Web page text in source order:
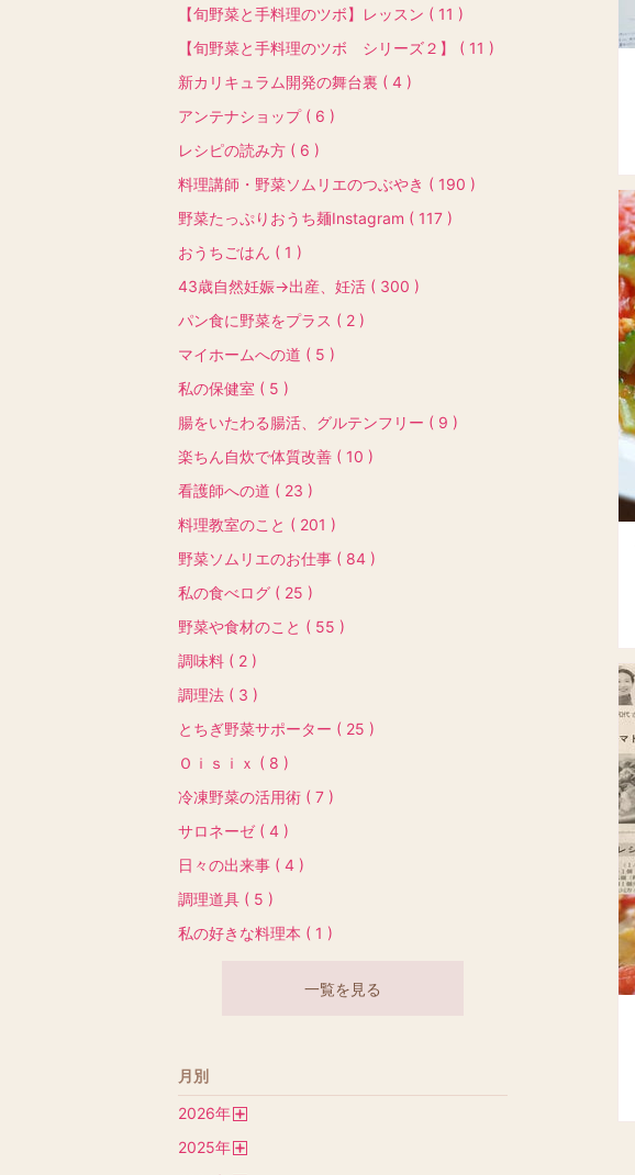
【旬野菜と手料理のツボ】レッスン ( 11 )
【旬野菜と手料理のツボ シリーズ２】 ( 11 )
新カリキュラム開発の舞台裏 ( 4 )
アンテナショップ ( 6 )
レシピの読み方 ( 6 )
料理講師・野菜ソムリエのつぶやき ( 190 )
野菜たっぷりおうち麺Instagram ( 117 )
おうちごはん ( 1 )
43歳自然妊娠→出産、妊活 ( 300 )
パン食に野菜をプラス ( 2 )
マイホームへの道 ( 5 )
私の保健室 ( 5 )
腸をいたわる腸活、グルテンフリー ( 9 )
楽ちん自炊で体質改善 ( 10 )
看護師への道 ( 23 )
料理教室のこと ( 201 )
野菜ソムリエのお仕事 ( 84 )
私の食べログ ( 25 )
野菜や食材のこと ( 55 )
調味料 ( 2 )
調理法 ( 3 )
とちぎ野菜サポーター ( 25 )
Ｏｉｓｉｘ ( 8 )
冷凍野菜の活用術 ( 7 )
サロネーゼ ( 4 )
日々の出来事 ( 4 )
調理道具 ( 5 )
私の好きな料理本 ( 1 )
一覧を見る
月別
2026年
2025年